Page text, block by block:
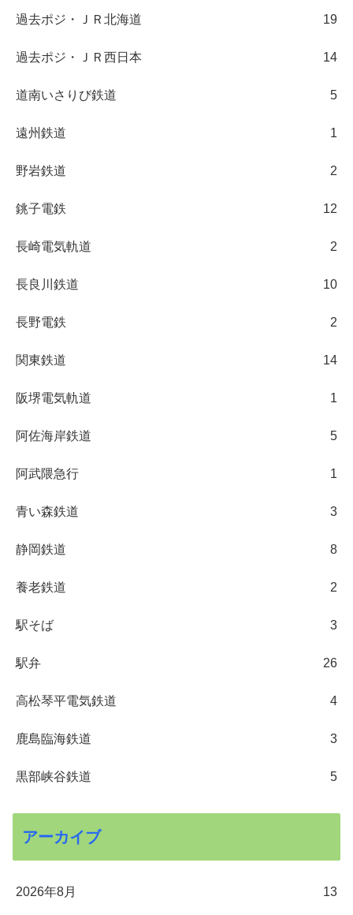
過去ポジ・ＪＲ北海道 19
過去ポジ・ＪＲ西日本 14
道南いさりび鉄道 5
遠州鉄道 1
野岩鉄道 2
銚子電鉄 12
長崎電気軌道 2
長良川鉄道 10
長野電鉄 2
関東鉄道 14
阪堺電気軌道 1
阿佐海岸鉄道 5
阿武隈急行 1
青い森鉄道 3
静岡鉄道 8
養老鉄道 2
駅そば 3
駅弁 26
高松琴平電気鉄道 4
鹿島臨海鉄道 3
黒部峡谷鉄道 5
アーカイブ
2026年8月 13